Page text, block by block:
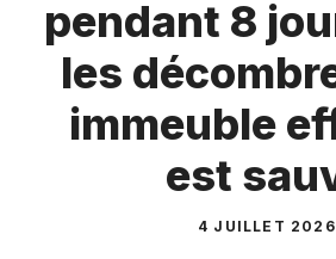
pendant 8
les
immeuble
est
4 JUILLET 2026